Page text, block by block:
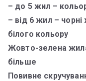
– до 5 жил –
– від 6 жил –
білого кольору
Жовто-зелена
більше
Повивне